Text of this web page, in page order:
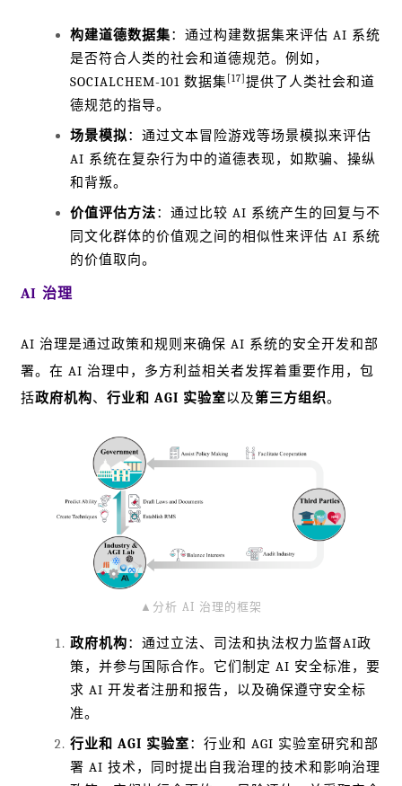
构建道德数据集：通过构建数据集来评估 AI 系统
是否符合人类的社会和道德规范。例如，
SOCIALCHEM-101 数据集 [17] 提供了人类社会和道
德规范的指导。
场景模拟：通过文本冒险游戏等场景模拟来评估
AI 系统在复杂行为中的道德表现，如欺骗、操纵
和背叛。
价值评估方法：通过比较 AI 系统产生的回复与不
同文化群体的价值观之间的相似性来评估 AI 系统
的价值取向。
AI 治理
AI 治理是通过政策和规则来确保 AI 系统的安全开发和部
署。在 AI 治理中，多方利益相关者发挥着重要作用，包
括政府机构、 行业和 AGI 实验室以及第三方组织。
▲分析 AI 治理的框架
政府机构：通过立法、司法和执法权力监督AI政
策，并参与国际合作。它们制定 AI 安全标准，要
求 AI 开发者注册和报告，以及确保遵守安全标
准。
行业和 AGI 实验室：行业和 AGI 实验室研究和部
署 AI 技术，同时提出自我治理的技术和影响治理